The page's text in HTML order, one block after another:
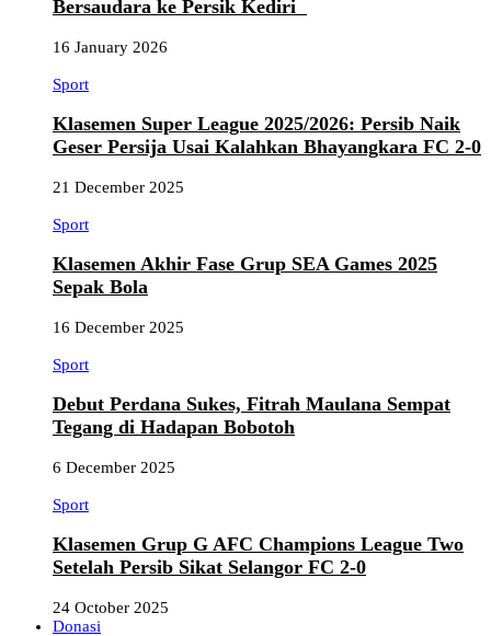
Bersaudara ke Persik Kediri
16 January 2026
Sport
Klasemen Super League 2025/2026: Persib Naik
Geser Persija Usai Kalahkan Bhayangkara FC 2-0
21 December 2025
Sport
Klasemen Akhir Fase Grup SEA Games 2025
Sepak Bola
16 December 2025
Sport
Debut Perdana Sukes, Fitrah Maulana Sempat
Tegang di Hadapan Bobotoh
6 December 2025
Sport
Klasemen Grup G AFC Champions League Two
Setelah Persib Sikat Selangor FC 2-0
24 October 2025
Donasi